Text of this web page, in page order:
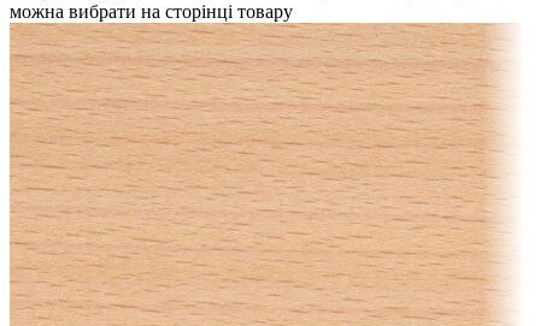
можна вибрати на сторінці товару